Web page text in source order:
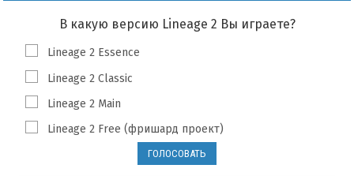
В какую версию Lineage 2 Вы играете?
Lineage 2 Essence
Lineage 2 Classic
Lineage 2 Main
Lineage 2 Free (фришард проект)